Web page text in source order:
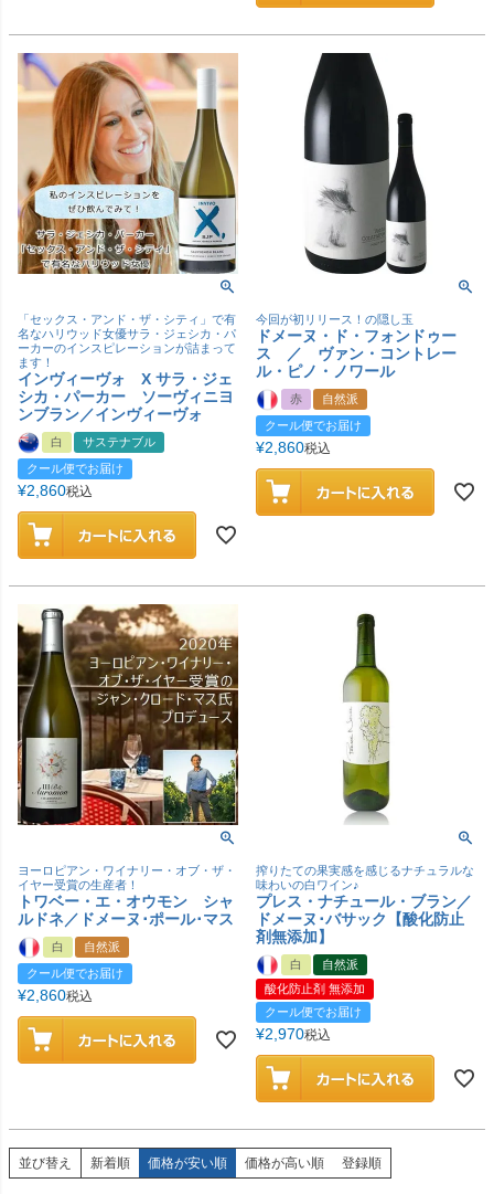
「セックス・アンド・ザ・シティ」で有
名なハリウッド女優サラ・ジェシカ・パ
ーカーのインスピレーションが詰まって
ます！
インヴィーヴォ X サラ・ジェ
シカ・パーカー ソーヴィニヨ
ンブラン／インヴィーヴォ
白
サステナブル
クール便でお届け
¥2,860税込
今回が初リリース！の隠し玉
ドメーヌ・ド・フォンドゥー
ス ／ ヴァン・コントレー
ル・ピノ・ノワール
赤
自然派
クール便でお届け
¥2,860税込
ヨーロピアン・ワイナリー・オブ・ザ・
イヤー受賞の生産者！
トワベー・エ・オウモン シャ
ルドネ／ドメーヌ･ポール･マス
白
自然派
クール便でお届け
¥2,860税込
搾りたての果実感を感じるナチュラルな
味わいの白ワイン♪
プレス・ナチュール・ブラン／
ドメーヌ･バサック【酸化防止
剤無添加】
白
自然派
酸化防止剤 無添加
クール便でお届け
¥2,970税込
並び替え 新着順 価格が安い順 価格が高い順 登録順